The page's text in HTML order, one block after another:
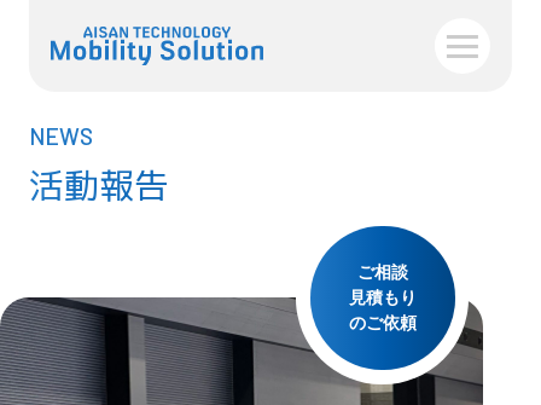
NEWS
活動報告
ご相談
見積もり
のご依頼